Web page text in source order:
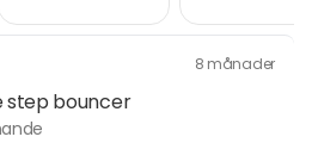
8 månader
step bouncer